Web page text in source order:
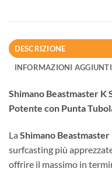
DESCRIZIONE
INFORMAZIONI
Shimano Beastmaster K
Potente con Punta
La Shimano
surfcasting più
offrire il massimo in